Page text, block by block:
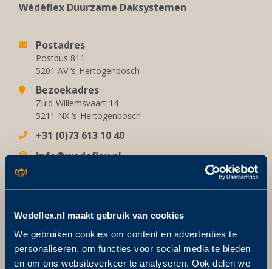
Wedeflex.nl maakt gebruik van cookies
We gebruiken cookies om content en advertenties te
personaliseren, om functies voor social media te bieden
en om ons websiteverkeer te analyseren. Ook delen we
Wédéflex Duurzame Daksystemen
Postadres
Postbus 811
5201 AV ‘s-Hertogenbosch
Bezoekadres
Zuid-Willemsvaart 14
5211 NX ‘s-Hertogenbosch
+31 (0)73 613 10 40
info@wedeflex.nl
Over Wédéflex
OverWe Care.